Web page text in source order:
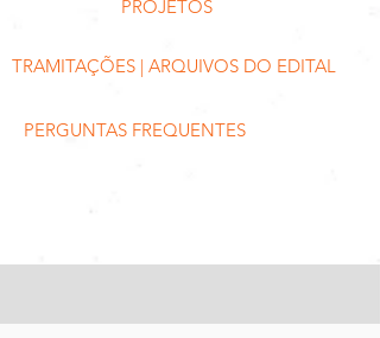
PROJETOS
TRAMITAÇÕES | ARQUIVOS DO EDITAL
PERGUNTAS FREQUENTES